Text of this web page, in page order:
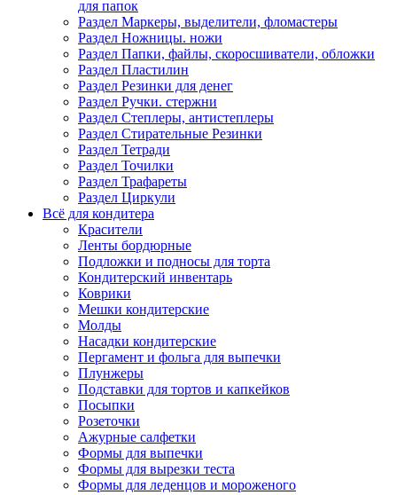
для папок
Раздел Маркеры, выделители, фломастеры
Раздел Ножницы. ножи
Раздел Папки, файлы, скоросшиватели, обложки
Раздел Пластилин
Раздел Резинки для денег
Раздел Ручки. стержни
Раздел Степлеры, антистеплеры
Раздел Стирательные Резинки
Раздел Тетради
Раздел Точилки
Раздел Трафареты
Раздел Циркули
Всё для кондитера
Красители
Ленты бордюрные
Подложки и подносы для торта
Кондитерский инвентарь
Коврики
Мешки кондитерские
Молды
Насадки кондитерские
Пергамент и фольга для выпечки
Плунжеры
Подставки для тортов и капкейков
Посыпки
Розеточки
Ажурные салфетки
Формы для выпечки
Формы для вырезки теста
Формы для леденцов и мороженого